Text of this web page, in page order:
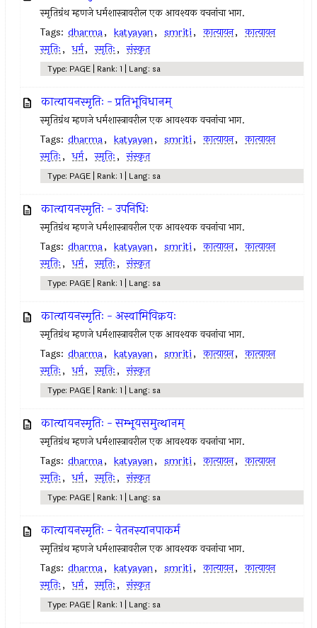
स्मृतिग्रंथ म्हणजे धर्मशास्त्रावरील एक आवश्यक वचनांचा भाग.
Tags: dharma, katyayan, smriti, कात्यायन, कात्यायन
स्मृतिः, धर्म, स्मृतिः, संस्कृत
Type: PAGE | Rank: 1 | Lang: sa
कात्यायनस्मृतिः - प्रतिभूविधानम्
स्मृतिग्रंथ म्हणजे धर्मशास्त्रावरील एक आवश्यक वचनांचा भाग.
Tags: dharma, katyayan, smriti, कात्यायन, कात्यायन
स्मृतिः, धर्म, स्मृतिः, संस्कृत
Type: PAGE | Rank: 1 | Lang: sa
कात्यायनस्मृतिः - उपनिधिः
स्मृतिग्रंथ म्हणजे धर्मशास्त्रावरील एक आवश्यक वचनांचा भाग.
Tags: dharma, katyayan, smriti, कात्यायन, कात्यायन
स्मृतिः, धर्म, स्मृतिः, संस्कृत
Type: PAGE | Rank: 1 | Lang: sa
कात्यायनस्मृतिः - अस्वामिविक्रयः
स्मृतिग्रंथ म्हणजे धर्मशास्त्रावरील एक आवश्यक वचनांचा भाग.
Tags: dharma, katyayan, smriti, कात्यायन, कात्यायन
स्मृतिः, धर्म, स्मृतिः, संस्कृत
Type: PAGE | Rank: 1 | Lang: sa
कात्यायनस्मृतिः - सम्भूयसमुत्थानम्
स्मृतिग्रंथ म्हणजे धर्मशास्त्रावरील एक आवश्यक वचनांचा भाग.
Tags: dharma, katyayan, smriti, कात्यायन, कात्यायन
स्मृतिः, धर्म, स्मृतिः, संस्कृत
Type: PAGE | Rank: 1 | Lang: sa
कात्यायनस्मृतिः - वेतनस्यानपाकर्म
स्मृतिग्रंथ म्हणजे धर्मशास्त्रावरील एक आवश्यक वचनांचा भाग.
Tags: dharma, katyayan, smriti, कात्यायन, कात्यायन
स्मृतिः, धर्म, स्मृतिः, संस्कृत
Type: PAGE | Rank: 1 | Lang: sa